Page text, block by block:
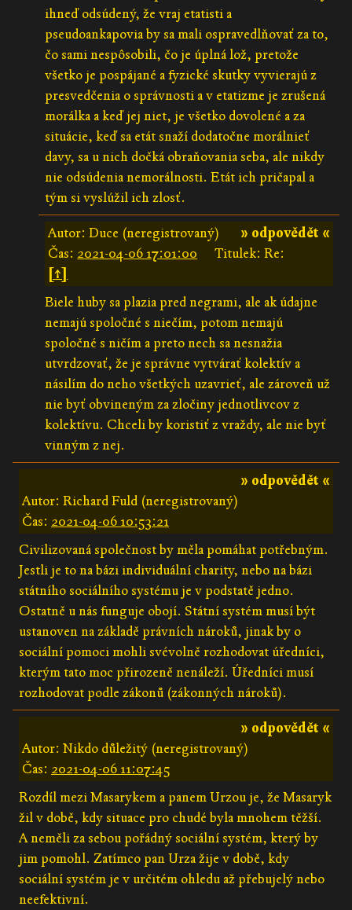
ihneď odsúdený, že vraj etatisti a
pseudoankapovia by sa mali ospravedlňovať za to,
čo sami nespôsobili, čo je úplná lož, pretože
všetko je pospájané a fyzické skutky vyvierajú z
presvedčenia o správnosti a v etatizme je zrušená
morálka a keď jej niet, je všetko dovolené a za
situácie, keď sa etát snaží dodatočne morálnieť
davy, sa u nich dočká obraňovania seba, ale nikdy
nie odsúdenia nemorálnosti. Etát ich pričapal a
tým si vyslúžil ich zlosť.
» odpovědět «
Autor: Duce (neregistrovaný)
Čas: 2021-04-06 17:01:00
Titulek: Re:
[↑]
Biele huby sa plazia pred negrami, ale ak údajne
nemajú spoločné s niečím, potom nemajú
spoločné s ničím a preto nech sa nesnažia
utvrdzovať, že je správne vytvárať kolektív a
násilím do neho všetkých uzavrieť, ale zároveň už
nie byť obvineným za zločiny jednotlivcov z
kolektívu. Chceli by koristiť z vraždy, ale nie byť
vinným z nej.
» odpovědět «
Autor: Richard Fuld (neregistrovaný)
Čas: 2021-04-06 10:53:21
Civilizovaná společnost by měla pomáhat potřebným.
Jestli je to na bázi individuální charity, nebo na bázi
státního sociálního systému je v podstatě jedno.
Ostatně u nás funguje obojí. Státní systém musí být
ustanoven na základě právních nároků, jinak by o
sociální pomoci mohli svévolně rozhodovat úředníci,
kterým tato moc přirozeně nenáleží. Úředníci musí
rozhodovat podle zákonů (zákonných nároků).
» odpovědět «
Autor: Nikdo důležitý (neregistrovaný)
Čas: 2021-04-06 11:07:45
Rozdíl mezi Masarykem a panem Urzou je, že Masaryk
žil v době, kdy situace pro chudé byla mnohem těžší.
A neměli za sebou pořádný sociální systém, který by
jim pomohl. Zatímco pan Urza žije v době, kdy
sociální systém je v určitém ohledu až přebujelý nebo
neefektivní.